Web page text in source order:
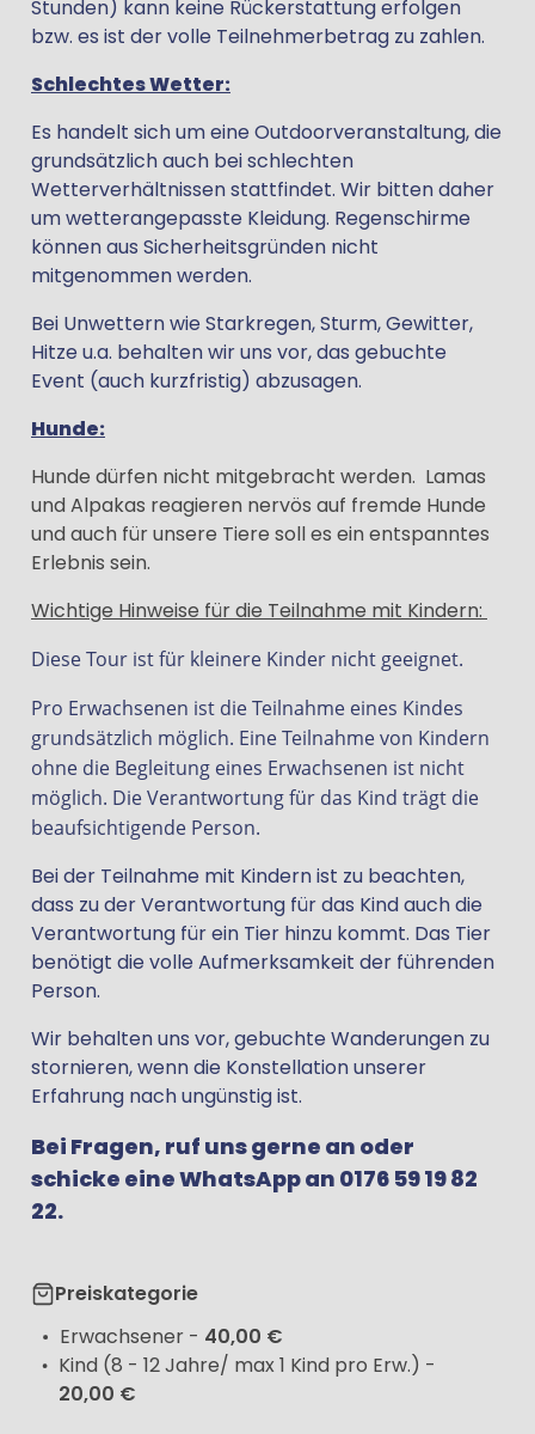
Stunden) kann keine Rückerstattung erfolgen
bzw. es ist der volle Teilnehmerbetrag zu zahlen.
Schlechtes Wetter:
Es handelt sich um eine Outdoorveranstaltung, die
grundsätzlich auch bei schlechten
Wetterverhältnissen stattfindet. Wir bitten daher
um wetterangepasste Kleidung. Regenschirme
können aus Sicherheitsgründen nicht
mitgenommen werden.
Bei Unwettern wie Starkregen, Sturm, Gewitter,
Hitze u.a. behalten wir uns vor, das gebuchte
Event (auch kurzfristig) abzusagen.
Hunde:
Hunde dürfen nicht mitgebracht werden. Lamas
und Alpakas reagieren nervös auf fremde Hunde
und auch für unsere Tiere soll es ein entspanntes
Erlebnis sein.
Wichtige Hinweise für die Teilnahme mit Kindern:
Diese Tour ist für kleinere Kinder nicht geeignet.
Pro Erwachsenen ist die Teilnahme eines Kindes
grundsätzlich möglich. Eine Teilnahme von Kindern
ohne die Begleitung eines Erwachsenen ist nicht
möglich. Die Verantwortung für das Kind trägt die
beaufsichtigende Person.
Beider Teilnahme mit Kindern ist zu beachten,
dass zu der Verantwortung für das Kind auch die
Verantwortung für ein Tier hinzu kommt. Das Tier
benötigt die volle Aufmerksamkeit der führenden
Person.
Wir behalten uns vor, gebuchte Wanderungen zu
stornieren, wenn die Konstellation unserer
Erfahrung nach ungünstig ist.
Bei Fragen, ruf uns gerne an oder
schicke eine WhatsApp an 0176 59 19 82
22.
Preiskategorie
Erwachsener - 40,00 €
Kind (8 - 12 Jahre/ max 1 Kind pro Erw.) -
20,00 €